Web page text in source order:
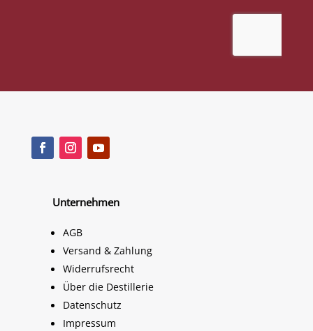
Unternehmen
AGB
Versand & Zahlung
Widerrufsrecht
Über die Destillerie
Datenschutz
Impressum